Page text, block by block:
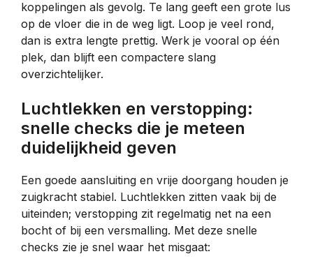
koppelingen als gevolg. Te lang geeft een grote lus
op de vloer die in de weg ligt. Loop je veel rond,
dan is extra lengte prettig. Werk je vooral op één
plek, dan blijft een compactere slang
overzichtelijker.
Luchtlekken en verstopping:
snelle checks die je meteen
duidelijkheid geven
Een goede aansluiting en vrije doorgang houden je
zuigkracht stabiel. Luchtlekken zitten vaak bij de
uiteinden; verstopping zit regelmatig net na een
bocht of bij een versmalling. Met deze snelle
checks zie je snel waar het misgaat: